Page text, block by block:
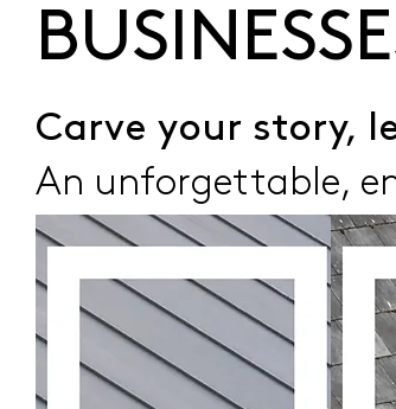
Carve your story,
An unforgettable,